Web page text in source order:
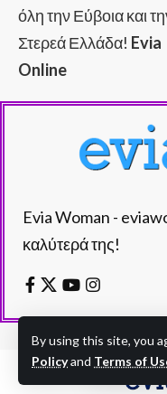
By using this site, you
Policyand Terms of
όλη την Εύβοια και
Στερεά Ελλάδα! Evia
Online
Evia Woman -
καλύτερά της!